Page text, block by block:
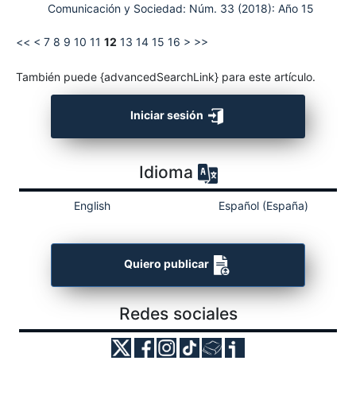
Comunicación y Sociedad: Núm. 33 (2018): Año 15
<< < 7 8 9 10 11 12 13 14 15 16 > >>
También puede {advancedSearchLink} para este artículo.
Iniciar sesión
Idioma
English Español (España)
Quiero publicar
Redes sociales